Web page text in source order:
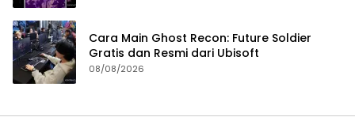
Cara Main Ghost Recon: Future Soldier
Gratis dan Resmi dari Ubisoft
08/08/2026